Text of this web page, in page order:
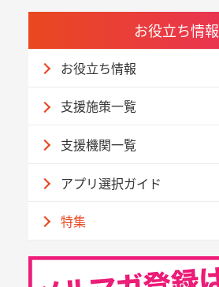
お役立ち情報
お役立ち情報
支援施策一覧
支援機関一覧
アプリ選択ガイド
特集